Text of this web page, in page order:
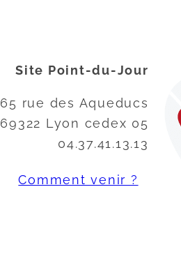
Site Point-du-Jour
65 rue des Aqueducs
69322 Lyon cedex 05
04.37.41.13.13
Comment venir ?